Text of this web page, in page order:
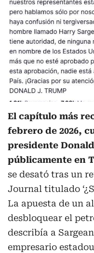
El capítulo más
febrero de 2026,
presidente
públicamente en
se desató tras un
Journal titulado
La apuesta de un
desbloquear el
describía a
empresario